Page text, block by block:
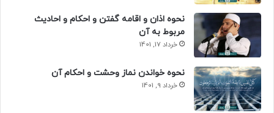
نحوه اذان و اقامه گفتن و احکام و احادیث
مربوط به آن
خرداد 17, 1401
نحوه خواندن نماز وحشت و احکام آن
خرداد 9, 1401